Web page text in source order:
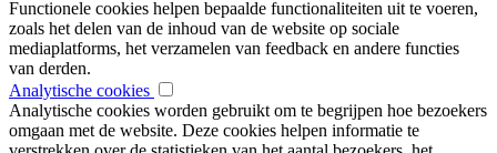
Functionele cookies helpen bepaalde functionaliteiten uit te voeren,
zoals het delen van de inhoud van de website op sociale
mediaplatforms, het verzamelen van feedback en andere functies
van derden.
Analytische cookies
Analytische cookies worden gebruikt om te begrijpen hoe bezoekers
omgaan met de website. Deze cookies helpen informatie te